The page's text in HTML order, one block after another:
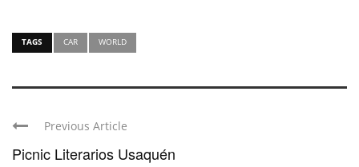
TAGS CAR WORLD
Previous Article
Picnic Literarios Usaquén